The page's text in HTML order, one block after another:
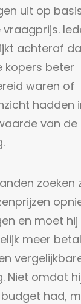
uit op
achteraf
kopers beter
waren of
hadden
van de
zoeken
en moet hij
meer
Niet omdat
had,